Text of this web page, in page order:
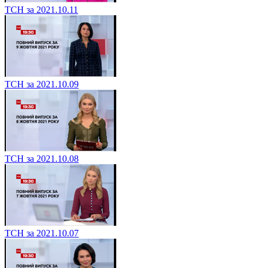
ТСН за 2021.10.11
ТСН за 2021.10.09
ТСН за 2021.10.08
ТСН за 2021.10.07